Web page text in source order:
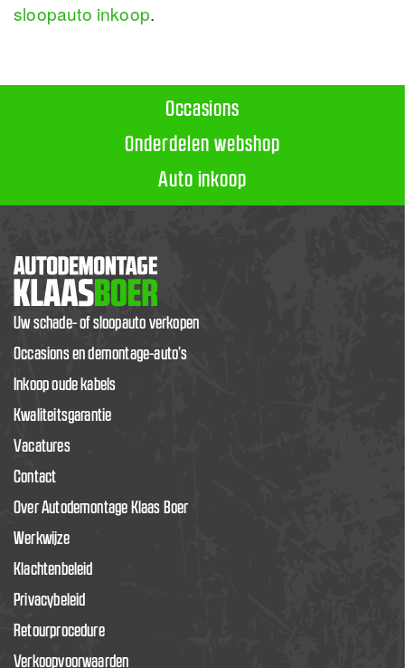
sloopauto inkoop.
Occasions
Onderdelen webshop
Auto inkoop
Uw schade- of sloopauto verkopen
Occasions en demontage-auto’s
Inkoop oude kabels
Kwaliteitsgarantie
Vacatures
Contact
Over Autodemontage Klaas Boer
Werkwijze
Klachtenbeleid
Privacybeleid
Retourprocedure
Verkoopvoorwaarden